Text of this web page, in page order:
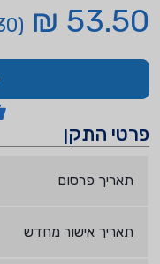
53.50 ₪ (45.30 ₪ ללא מע"מ)
פרטי התקן
תאריך פרסום
תאריך אישור מחדש